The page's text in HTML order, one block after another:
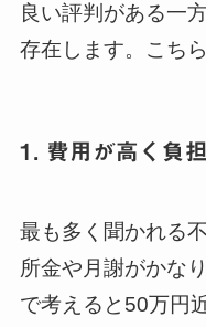
良い評判がある一
存在します。こち
1. 費用が高く負
最も多く聞かれる
所金や月謝がかな
で考えると50万円